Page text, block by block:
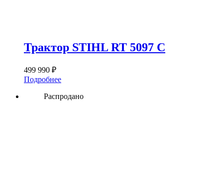
Трактор STIHL RT 5097 C
499 990 ₽
Подробнее
Распродано